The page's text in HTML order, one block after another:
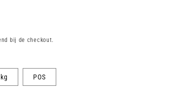
bij de checkout.
POS